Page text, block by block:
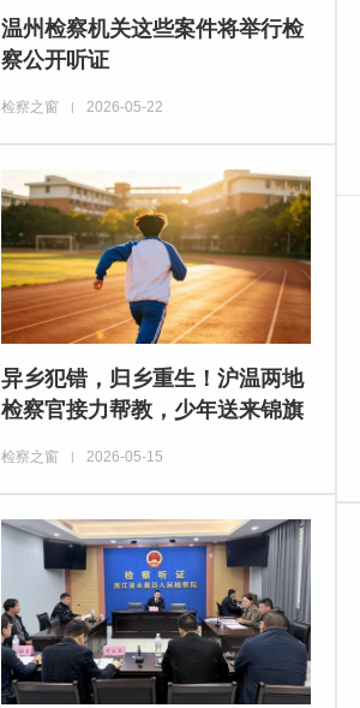
温州检察机关这些案件将举行检
察公开听证
检察之窗 | 2026-05-22
异乡犯错，归乡重生！沪温两地
检察官接力帮教，少年送来锦旗
检察之窗 2026-05-15